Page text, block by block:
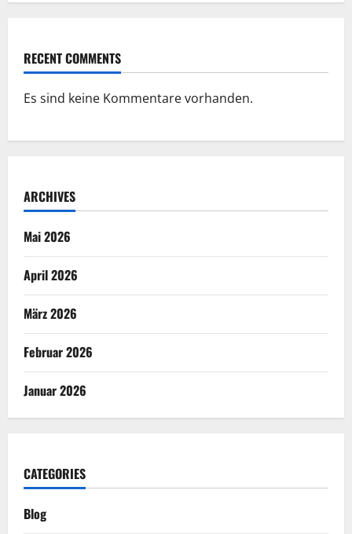
RECENT COMMENTS
Es sind keine Kommentare vorhanden.
ARCHIVES
Mai 2026
April 2026
März 2026
Februar 2026
Januar 2026
CATEGORIES
Blog